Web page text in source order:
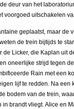
deur van het
voorgoed uitschakelen
geplaatst, maar de
de trein bijtijds te
de Licker, die Kaplan uit
oneerlijke strijd tegen
Rain met een
lijf te redden. Na een
bodem van de trein,
in brandt vliegt. Alice en